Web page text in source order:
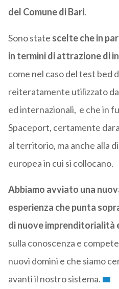
del Comune di Bari.
Sono state scelte che in
in termini di attrazione di
come nel caso del test bed
reiteratamente utilizzato
ed internazionali, e che in
Spaceport, certamente
al territorio, ma anche alla
europea in cui si collocano.
Abbiamo avviato una
esperienza che punta
di nuove imprenditorialità
sulla conoscenza e
nuovi domini e che siamo
avanti il nostro sistema.